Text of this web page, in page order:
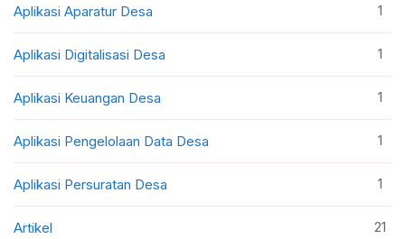
Aplikasi Aparatur Desa 1
Aplikasi Digitalisasi Desa 1
Aplikasi Keuangan Desa 1
Aplikasi Pengelolaan Data Desa 1
Aplikasi Persuratan Desa 1
Artikel 21